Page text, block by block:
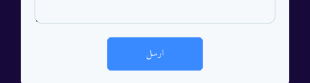
ارسل